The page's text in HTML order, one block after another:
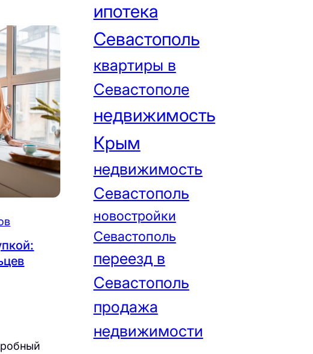
ипотека
Севастополь
квартиры в
Севастополе
недвижимость
Крым
недвижимость
Севастополь
новостройки
Севастополь
переезд в
Севастополь
продажа
недвижимости